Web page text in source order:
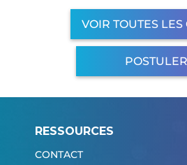
VOIR TOUTES LES
POSTULER
RESSOURCES
CONTACT